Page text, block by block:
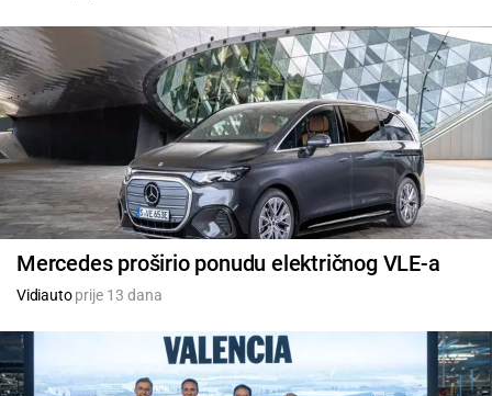
Mercedes proširio ponudu električnog VLE-a
Vidiautoprije 13 dana